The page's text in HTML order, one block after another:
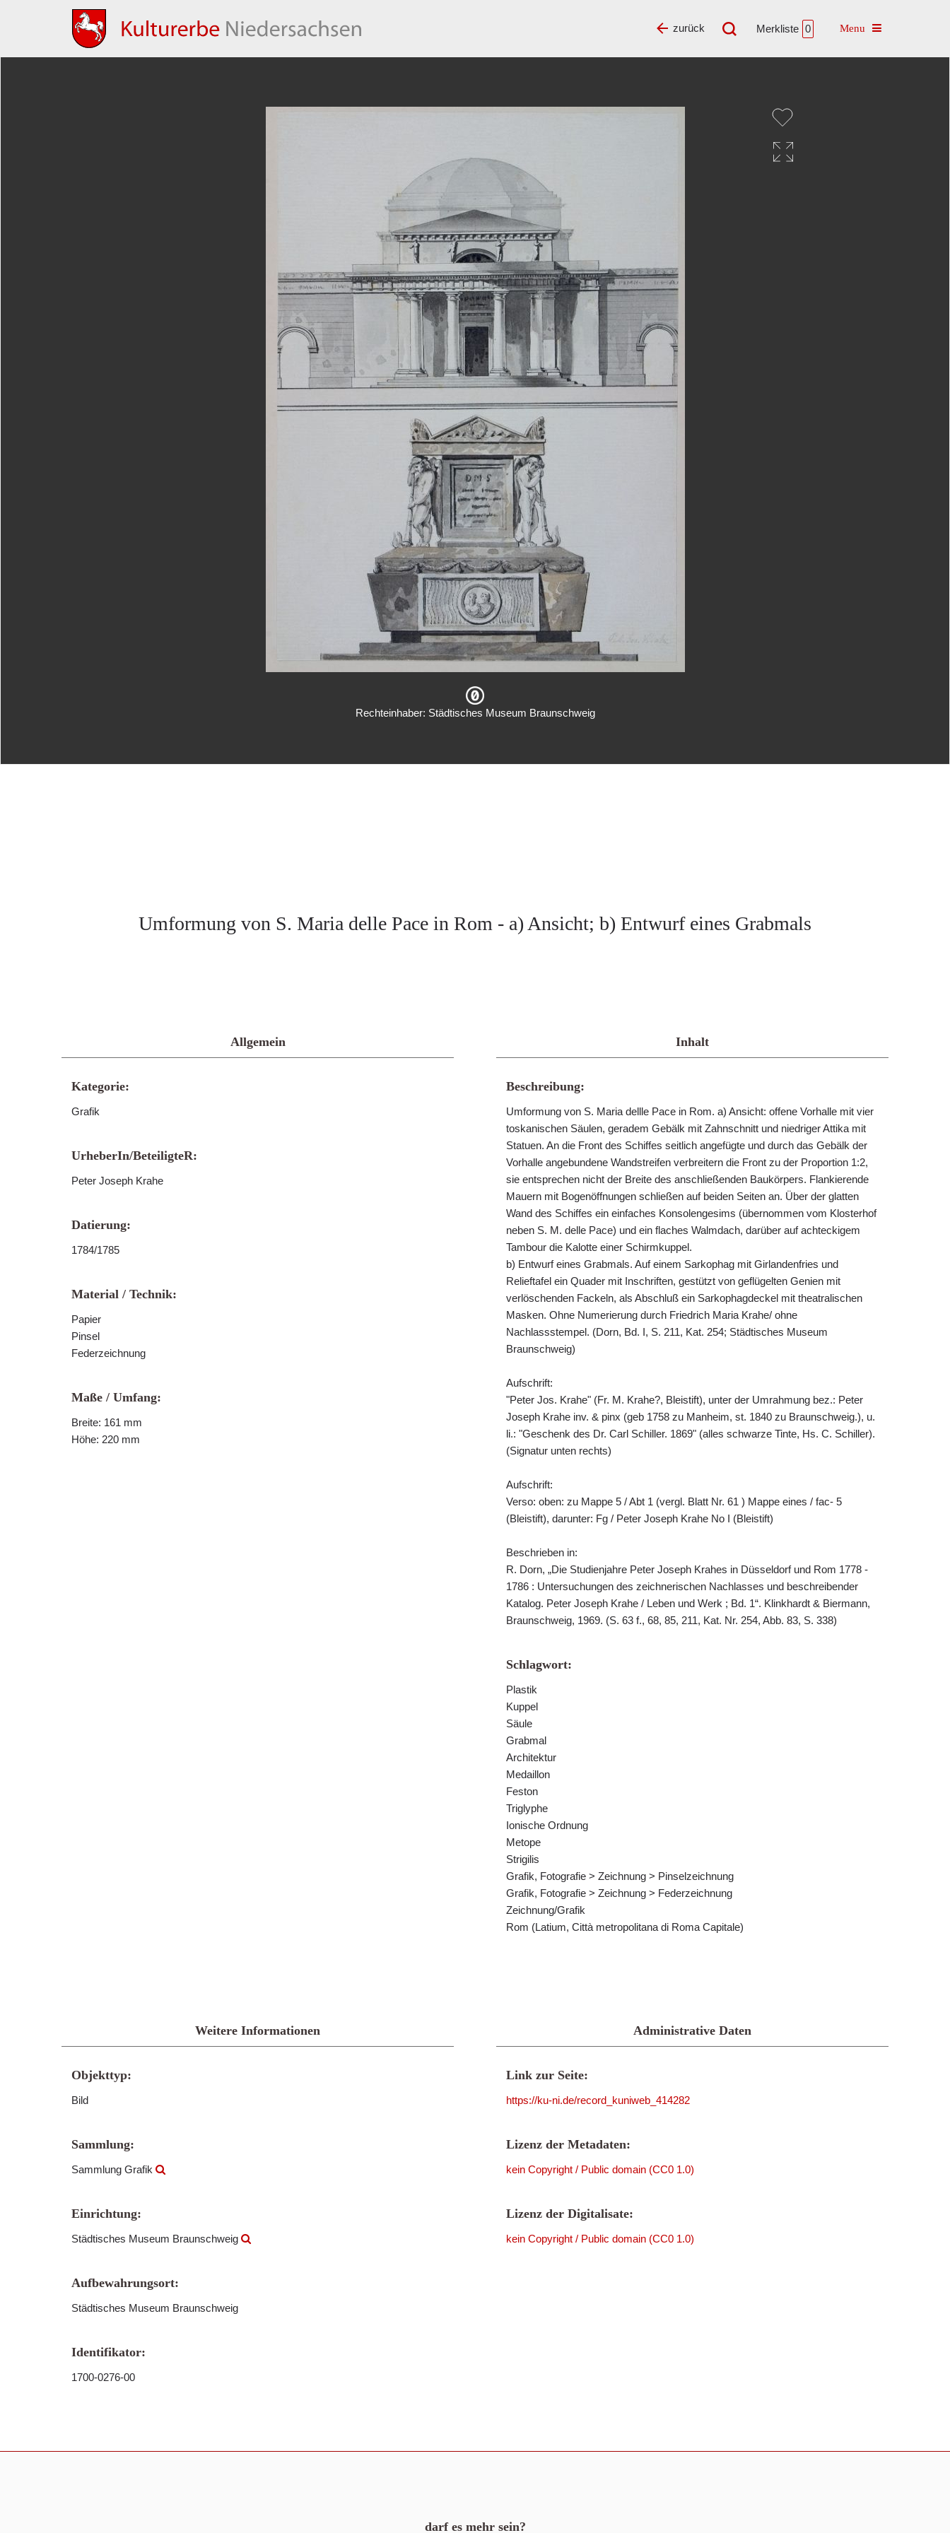
Merkliste 0 Toggle navigation
zurück
Rechteinhaber: Städtisches Museum Braunschweig
Umformung von S. Maria delle Pace in Rom - a) Ansicht; b) Entwurf eines Grabmals
Allgemein
Kategorie:
Grafik
UrheberIn/BeteiligteR:
Peter Joseph Krahe
Datierung:
1784/1785
Material / Technik:
Papier
Pinsel
Federzeichnung
Maße / Umfang:
Breite: 161 mm
Höhe: 220 mm
Inhalt
Beschreibung:
Umformung von S. Maria dellle Pace in Rom. a) Ansicht: offene Vorhalle mit vier
toskanischen Säulen, geradem Gebälk mit Zahnschnitt und niedriger Attika mit
Statuen. An die Front des Schiffes seitlich angefügte und durch das Gebälk der
Vorhalle angebundene Wandstreifen verbreitern die Front zu der Proportion 1:2,
sie entsprechen nicht der Breite des anschließenden Baukörpers. Flankierende
Mauern mit Bogenöffnungen schließen auf beiden Seiten an. Über der glatten
Wand des Schiffes ein einfaches Konsolengesims (übernommen vom Klosterhof
neben S. M. delle Pace) und ein flaches Walmdach, darüber auf achteckigem
Tambour die Kalotte einer Schirmkuppel.
b) Entwurf eines Grabmals. Auf einem Sarkophag mit Girlandenfries und
Relieftafel ein Quader mit Inschriften, gestützt von geflügelten Genien mit
verlöschenden Fackeln, als Abschluß ein Sarkophagdeckel mit theatralischen
Masken. Ohne Numerierung durch Friedrich Maria Krahe/ ohne
Nachlassstempel. (Dorn, Bd. I, S. 211, Kat. 254; Städtisches Museum
Braunschweig)
Aufschrift:
"Peter Jos. Krahe" (Fr. M. Krahe?, Bleistift), unter der Umrahmung bez.: Peter
Joseph Krahe inv. & pinx (geb 1758 zu Manheim, st. 1840 zu Braunschweig.), u.
li.: "Geschenk des Dr. Carl Schiller. 1869" (alles schwarze Tinte, Hs. C. Schiller).
(Signatur unten rechts)
Aufschrift:
Verso: oben: zu Mappe 5 / Abt 1 (vergl. Blatt Nr. 61 ) Mappe eines / fac- 5
(Bleistift), darunter: Fg / Peter Joseph Krahe No I (Bleistift)
Beschrieben in:
R. Dorn, „Die Studienjahre Peter Joseph Krahes in Düsseldorf und Rom 1778 -
1786 : Untersuchungen des zeichnerischen Nachlasses und beschreibender
Katalog. Peter Joseph Krahe / Leben und Werk ; Bd. 1“. Klinkhardt & Biermann,
Braunschweig, 1969. (S. 63 f., 68, 85, 211, Kat. Nr. 254, Abb. 83, S. 338)
Schlagwort:
Plastik
Kuppel
Säule
Grabmal
Architektur
Medaillon
Feston
Triglyphe
Ionische Ordnung
Metope
Strigilis
Grafik, Fotografie > Zeichnung > Pinselzeichnung
Grafik, Fotografie > Zeichnung > Federzeichnung
Zeichnung/Grafik
Rom (Latium, Città metropolitana di Roma Capitale)
Weitere Informationen
Objekttyp:
Bild
Sammlung:
Sammlung Grafik
Einrichtung:
Städtisches Museum Braunschweig
Aufbewahrungsort:
Städtisches Museum Braunschweig
Identifikator:
1700-0276-00
Administrative Daten
Link zur Seite:
https://ku-ni.de/record_kuniweb_414282
Lizenz der Metadaten:
kein Copyright / Public domain (CC0 1.0)
Lizenz der Digitalisate:
kein Copyright / Public domain (CC0 1.0)
darf es mehr sein?